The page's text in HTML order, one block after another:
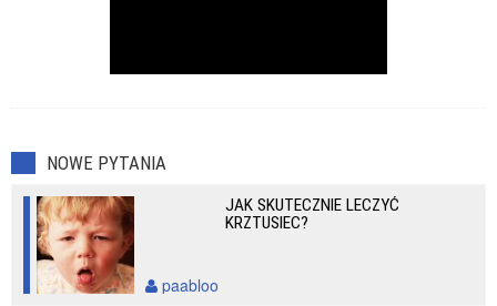
NOWE PYTANIA
JAK SKUTECZNIE LECZYĆ
KRZTUSIEC?
paabloo